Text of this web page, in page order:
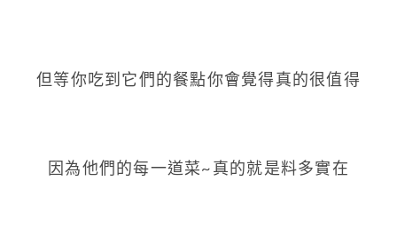
但等你吃到它們的餐點你會覺得真的很值得
因為他們的每一道菜~真的就是料多實在